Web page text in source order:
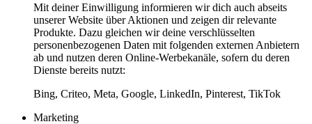
Mit deiner Einwilligung informieren wir dich auch abseits
unserer Website über Aktionen und zeigen dir relevante
Produkte. Dazu gleichen wir deine verschlüsselten
personenbezogenen Daten mit folgenden externen Anbietern
ab und nutzen deren Online-Werbekanäle, sofern du deren
Dienste bereits nutzt:
Bing, Criteo, Meta, Google, LinkedIn, Pinterest, TikTok
Marketing